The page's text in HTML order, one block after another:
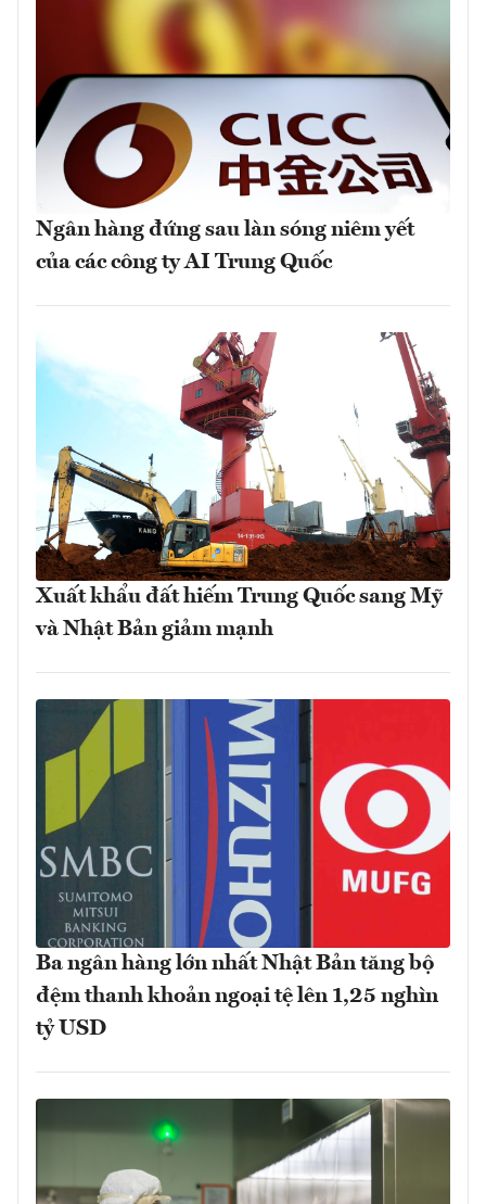
Ngân hàng đứng sau làn sóng niêm yết
của các công ty AI Trung Quốc
Xuất khẩu đất hiếm Trung Quốc sang Mỹ
và Nhật Bản giảm mạnh
Ba ngân hàng lớn nhất Nhật Bản tăng bộ
đệm thanh khoản ngoại tệ lên 1,25 nghìn
tỷ USD